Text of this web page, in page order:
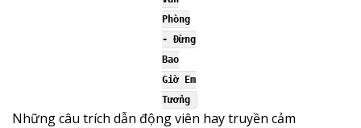
Phòng
- Đừng
Bao
Giờ Em
Tưởng
Những câu trích dẫn động viên hay truyền cảm